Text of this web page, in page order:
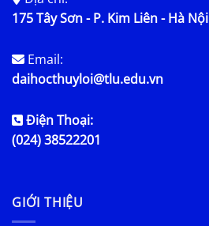
175 Tây Sơn - P. Kim Liên - Hà Nội
Email:
daihocthuyloi@tlu.edu.vn
Điện Thoại:
(024) 38522201
GIỚI THIỆU